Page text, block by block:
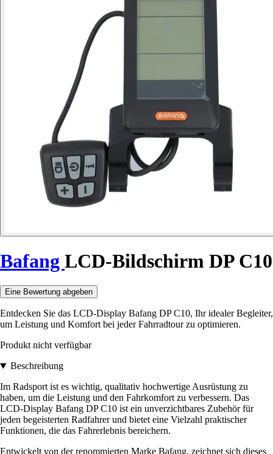
Bafang LCD-Bildschirm DP C10
Eine Bewertung abgeben
Entdecken Sie das LCD-Display Bafang DP C10, Ihr idealer Begleiter,
um Leistung und Komfort bei jeder Fahrradtour zu optimieren.
Produkt nicht verfügbar
Beschreibung
Im Radsport ist es wichtig, qualitativ hochwertige Ausrüstung zu
haben, um die Leistung und den Fahrkomfort zu verbessern. Das
LCD-Display Bafang DP C10 ist ein unverzichtbares Zubehör für
jeden begeisterten Radfahrer und bietet eine Vielzahl praktischer
Funktionen, die das Fahrerlebnis bereichern.
Entwickelt von der renommierten Marke Bafang, zeichnet sich dieses